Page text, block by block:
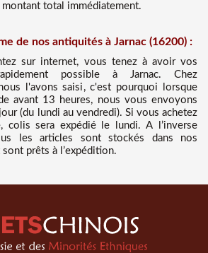
total immédiatement.
de nos antiquités à Jarnac (16200) :
sur internet, vous tenez à avoir vos
possible à Jarnac. Chez
l'avons saisi, c'est pourquoi lorsque
avant 13 heures, nous vous envoyons
(du lundi au vendredi). Si vous achetez
colis sera expédié le lundi. A l’inverse
les articles sont stockés dans nos
prêts à l’expédition.